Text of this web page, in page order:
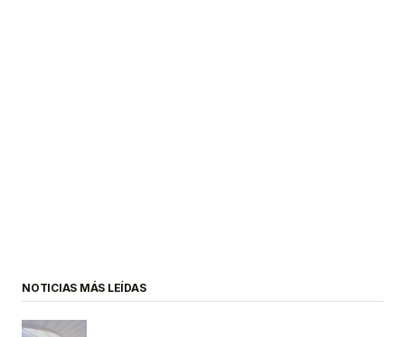
NOTICIAS MÁS LEÍDAS